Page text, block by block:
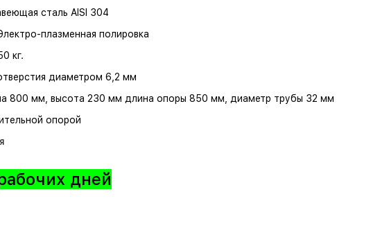
сталь AISI 304
плазменная полировка
кг.
диаметром 6,2 мм
800 мм, высота 230 мм длина опоры 850 мм, диаметр трубы 32 мм
опорой
дней